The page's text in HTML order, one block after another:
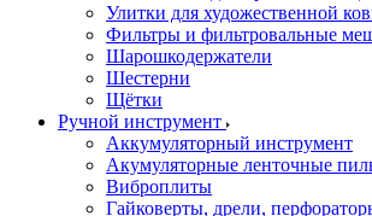
Улитки для художественной
Фильтры и фильтровальные
Шарошкодержатели
Шестерни
Щётки
Ручной инструмент
Аккумуляторный инструмент
Акумуляторные ленточные
Виброплиты
Гайковерты, дрели,